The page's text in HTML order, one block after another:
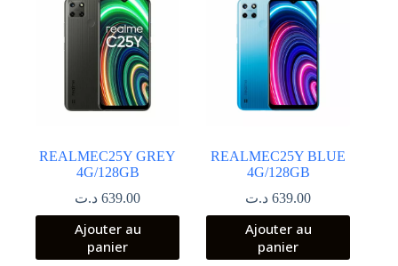
REALMEC25Y GREY
4G/128GB
639.00 د.ت
Ajouter au
panier
REALMEC25Y BLUE
4G/128GB
639.00 د.ت
Ajouter au
panier